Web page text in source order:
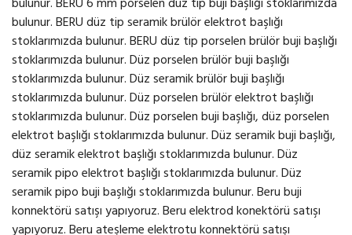
bulunur. BERU düz tip seramik brülör elektrot başlığı
stoklarımızda bulunur. BERU düz tip porselen brülör buji başlığı
stoklarımızda bulunur. Düz porselen brülör buji başlığı
stoklarımızda bulunur. Düz seramik brülör buji başlığı
stoklarımızda bulunur. Düz porselen brülör elektrot başlığı
stoklarımızda bulunur. Düz porselen buji başlığı, düz porselen
elektrot başlığı stoklarımızda bulunur. Düz seramik buji başlığı,
düz seramik elektrot başlığı stoklarımızda bulunur. Düz
seramik pipo elektrot başlığı stoklarımızda bulunur. Düz
seramik pipo buji başlığı stoklarımızda bulunur. Beru buji
konnektörü satışı yapıyoruz. Beru elektrod konektörü satışı
yapıyoruz. Beru ateşleme elektrotu konnektörü satışı